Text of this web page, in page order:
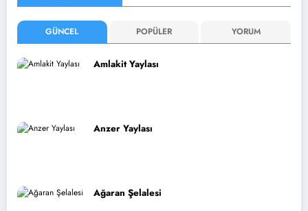
GÜNCEL POPÜLER YORUM
Amlakit Yaylası
Anzer Yaylası
Ağaran Şelalesi